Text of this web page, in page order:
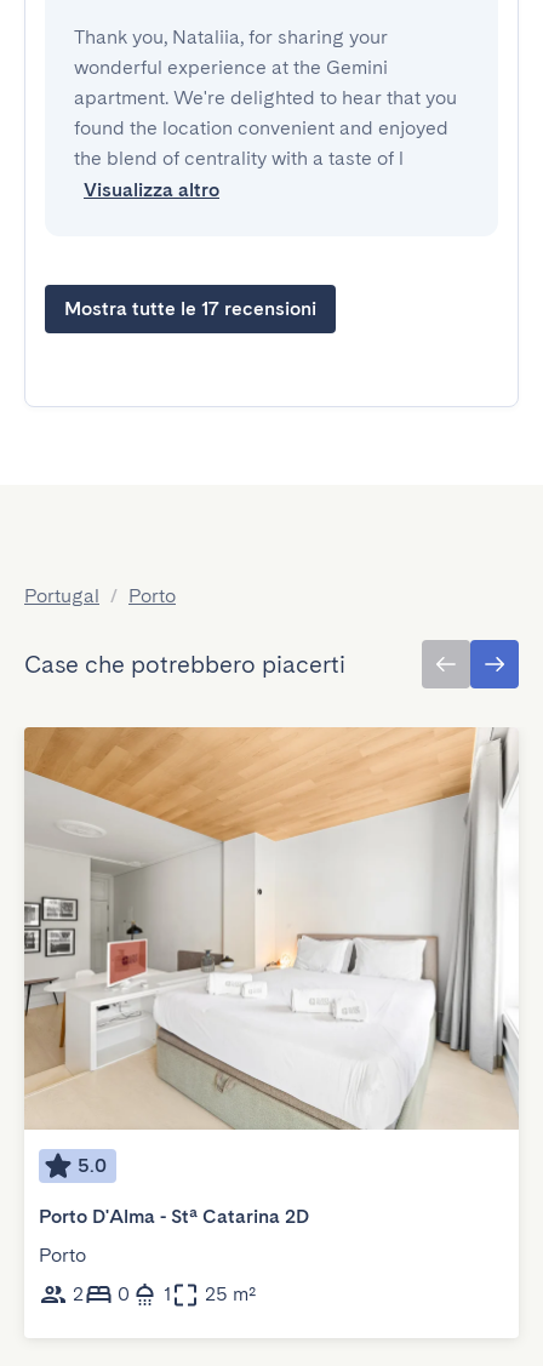
Thank you, Nataliia, for sharing your
wonderful experience at the Gemini
apartment. We're delighted to hear that you
found the location convenient and enjoyed
the blend of centrality with a taste of l
Visualizza altro
Mostra tutte le 17 recensioni
Portugal / Porto
Case che potrebbero piacerti
5.0
Porto D'Alma - Stª Catarina 2D
Porto
2
0 1 25 m²